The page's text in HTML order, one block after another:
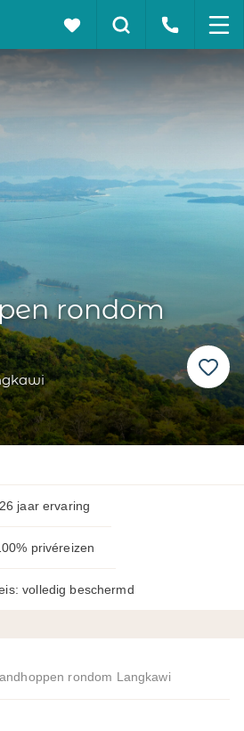
rondom
26 jaar ervaring
privéreizen
volledig beschermd
rondom Langkawi